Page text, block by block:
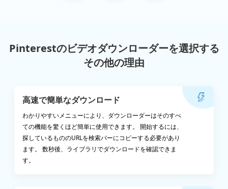
Pinterestのビデオダウンローダーを選択する
その他の理由
高速で簡単なダウンロード
わかりやすいメニューにより、ダウンローダーはそのすべ
ての機能を驚くほど簡単に使用できます。 開始するには、
探しているもののURLを検索バーにコピーする必要があり
ます。 数秒後、ライブラリでダウンロードを確認できま
す。